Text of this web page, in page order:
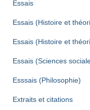
Essais
Essais (Histoire et
Essais (Histoire et
Essais (Sciences
Esssais (Philosophie)
Extraits et citations